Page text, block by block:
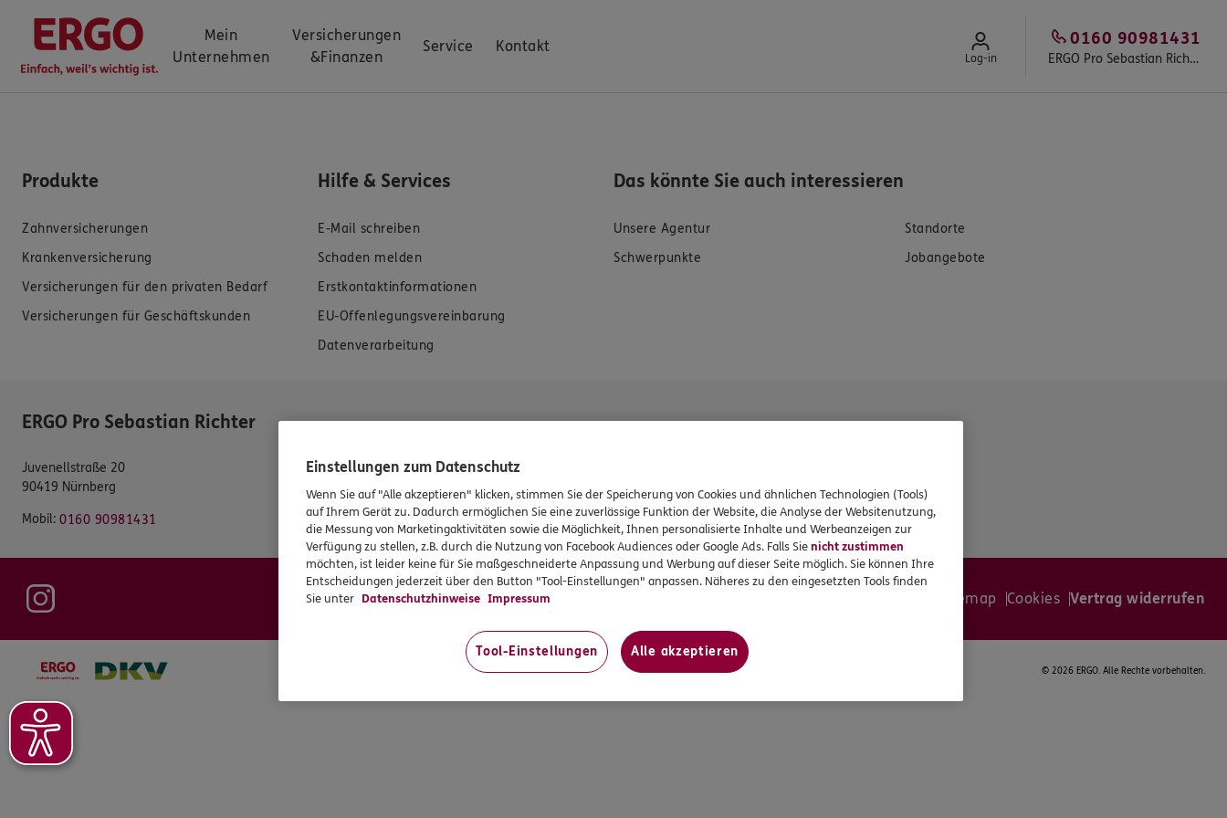
Mein
Unternehmen
Versicherungen
&Finanzen
Service Kontakt
Log-in ERGO Pro Sebastian Richter
0160 90981431
Produkte
Zahnversicherungen
Krankenversicherung
Versicherungen für den privaten Bedarf
Versicherungen für Geschäftskunden
Hilfe & Services
E-Mail schreiben
Schaden melden
Erstkontaktinformationen
EU-Offenlegungsvereinbarung
Datenverarbeitung
Das könnte Sie auch interessieren
Unsere Agentur
Standorte
Schwerpunkte
Jobangebote
ERGO Pro Sebastian Richter
Juvenellstraße 20
90419 Nürnberg
Mobil: 0160 90981431
Sitemap Cookies Vertrag widerrufen
© 2026 ERGO. Alle Rechte vorbehalten.
Einstellungen zum Datenschutz
Wenn Sie auf "Alle akzeptieren" klicken, stimmen Sie der Speicherung von Cookies und ähnlichen Technologien (Tools)
auf Ihrem Gerät zu. Dadurch ermöglichen Sie eine zuverlässige Funktion der Website, die Analyse der Websitenutzung,
die Messung von Marketingaktivitäten sowie die Möglichkeit, Ihnen personalisierte Inhalte und Werbeanzeigen zur
Verfügung zu stellen, z.B. durch die Nutzung von Facebook Audiences oder Google Ads. Falls Sienicht zustimmen
möchten, ist leider keine für Sie maßgeschneiderte Anpassung und Werbung auf dieser Seite möglich. Sie können Ihre
Entscheidungen jederzeit über den Button "Tool-Einstellungen" anpassen. Näheres zu den eingesetzten Tools finden
Sie unter Datenschutzhinweise Impressum
Tool-Einstellungen Alle akzeptieren